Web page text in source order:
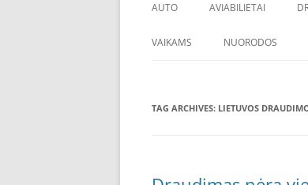
AUTO AVIABILIETAI
VAIKAMS NUORODOS
PADANGOS
TAG ARCHIVES: LIETUVOS